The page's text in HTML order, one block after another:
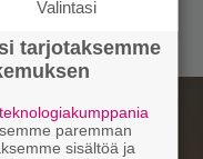
Valintasi
tarjotaksemme
paremman
sisältöä ja